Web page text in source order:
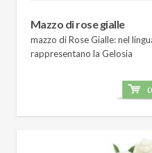
Mazzo di rose gialle
mazzo di Rose Gialle: nel
rappresentano la Gelosia